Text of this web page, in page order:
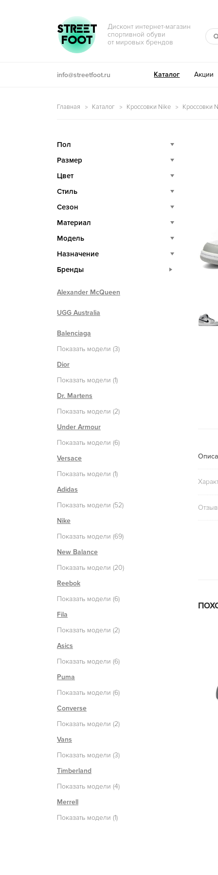
Перейти к навигации
Перейти к содержимому
STREET
FOOT
Дисконт интернет-магазин
спортивной обуви
от мировых брендов
info@streetfoot.ru Каталог Акции
Главная Каталог Кроссовки Nike Кроссовки
Пол
Размер
Цвет
Стиль
Сезон
Материал
Модель
Назначение
Бренды
Alexander McQueen
UGG Australia
Balenciaga
Показать модели (3)
Dior
Показать модели (1)
Dr. Martens
Показать модели (2)
Under Armour
Показать модели (6)
Versace
Показать модели (1)
Adidas
Показать модели (52)
Nike
Показать модели (69)
New Balance
Показать модели (20)
Reebok
Показать модели (6)
Fila
Показать модели (2)
Asics
Показать модели (6)
Puma
Показать модели (6)
Converse
Показать модели (2)
Vans
Показать модели (3)
Timberland
Показать модели (4)
Merrell
Показать модели (1)